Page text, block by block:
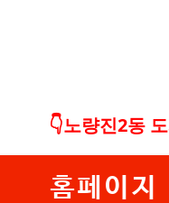
👇노량진2동
홈페이